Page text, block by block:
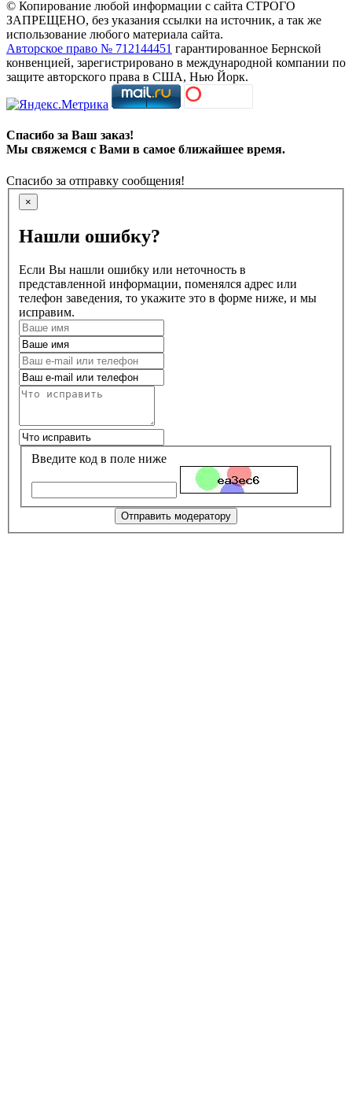
© Копирование любой информации с сайта СТРОГО
ЗАПРЕЩЕНО, без указания ссылки на источник, а так же
использование любого материала сайта.
Авторское право № 712144451 гарантированное Бернской
конвенцией, зарегистрировано в международной компании по
защите авторского права в США, Нью Йорк.
Спасибо за Ваш заказ!
Мы свяжемся с Вами в самое ближайшее время.
Спасибо за отправку сообщения!
×
Нашли ошибку?
Если Вы нашли ошибку или неточность в
представленной информации, поменялся адрес или
телефон заведения, то укажите это в форме ниже, и мы
исправим.
Введите код в поле ниже
Отправить модератору